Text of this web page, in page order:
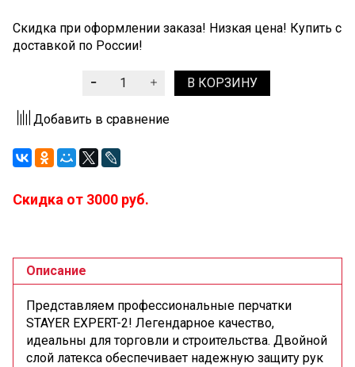
Скидка при оформлении заказа! Низкая цена! Купить с
доставкой по России!
В КОРЗИНУ
Добавить в сравнение
Скидка от 3000 руб.
Описание
Представляем профессиональные перчатки
STAYER EXPERT-2! Легендарное качество,
идеальны для торговли и строительства. Двойной
слой латекса обеспечивает надежную защиту рук